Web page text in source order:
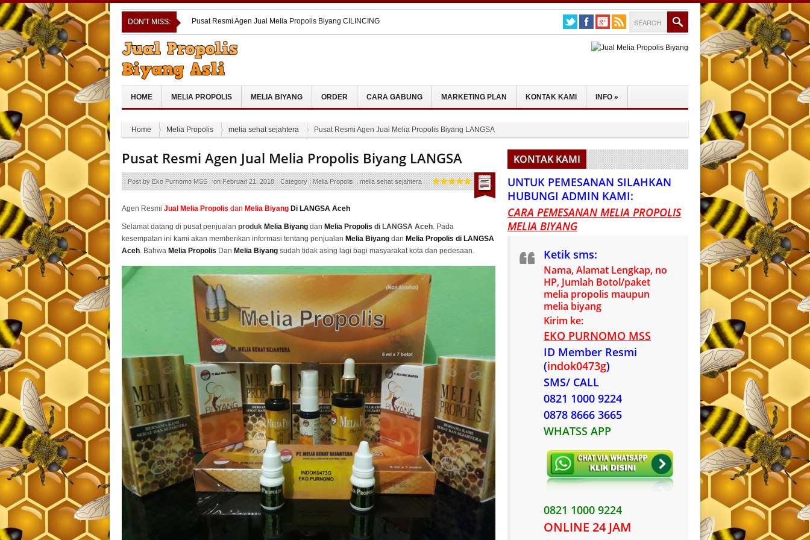
DON'T MISS:
Pusat Resmi Agen Jual Melia Propolis Di SURABAYA
Pusat Resmi Agen Jual Melia Propolis Di SOLO
Pusat Resmi Agen Jual Melia Propolis Biyang JEMBRANA
Cara Ampuh Mengeluarkan Kolesterol Dengan Melia Biyang
Pusat Resmi Agen Jual Melia Propolis Biyang CILINCING
HOME
MELIA PROPOLIS MELIA BIYANG ORDER CARA GABUNG MARKETING PLAN KONTAK KAMI INFO »
Home Melia Propolis melia sehat sejahtera Pusat Resmi Agen Jual Melia Propolis Biyang LANGSA
Pusat Resmi Agen Jual Melia Propolis Biyang LANGSA
Post byEko Purnomo MSS onFebruari 21, 2018 Category :Melia Propolis ,melia sehat sejahtera
Agen Resmi Jual Melia Propolis dan Melia Biyang Di LANGSA Aceh
Selamat datang di pusat penjualan produk Melia Biyang dan Melia Propolis di LANGSA Aceh. Pada
kesempatan ini kami akan memberikan informasi tentang penjualan Melia Biyang dan Melia Propolis di LANGSA
Aceh. Bahwa Melia Propolis Dan Melia Biyang sudah tidak asing lagi bagi masyarakat kota dan pedesaan.
KONTAK KAMI
UNTUK PEMESANAN SILAHKAN
HUBUNGI ADMIN KAMI:
CARA PEMESANAN MELIA PROPOLIS
MELIA BIYANG
Ketik sms:
Nama, Alamat Lengkap, no
HP, Jumlah Botol/paket
melia propolis maupun
melia biyang
Kirim ke:
EKO PURNOMO MSS
ID Member Resmi
(indok0473g)
SMS/ CALL
0821 1000 9224
0878 8666 3665
WHATSS APP
0821 1000 9224
ONLINE 24 JAM